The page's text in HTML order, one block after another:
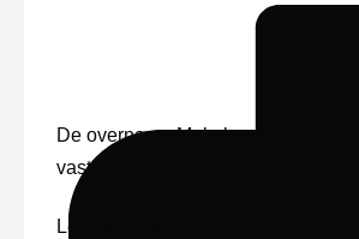
De overname Makelaardij Zeeven
vastgoedbeheer en verhuur in
Lees bericht